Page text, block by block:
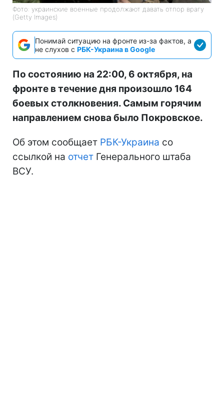
Фото: украинские военные продолжают давать отпор врагу
(Getty Images)
Понимай ситуацию на фронте из-за фактов, а
не слухов с РБК-Украина в Google
По состоянию на 22:00, 6 октября, на
фронте в течение дня произошло 164
боевых столкновения. Самым горячим
направлением снова было Покровское.
Об этом сообщает РБК-Украина со
ссылкой на отчет Генерального штаба
ВСУ.